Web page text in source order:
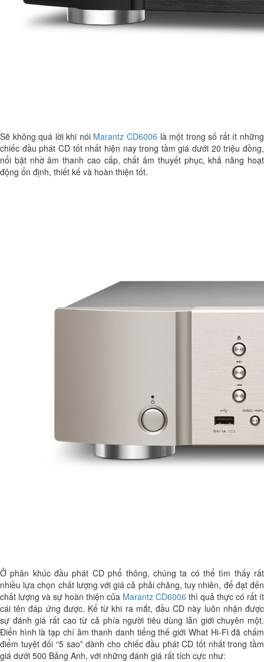
Sẽ không quá lời khi nói Marantz CD6006 là một trong số rất ít những
chiếc đầu phát CD tốt nhất hiện nay trong tầm giá dưới 20 triệu đồng,
nổi bật nhờ âm thanh cao cấp, chất âm thuyết phục, khả năng hoạt
động ổn định, thiết kế và hoàn thiện tốt.
Ở phân khúc đầu phát CD phổ thông, chúng ta có thể tìm thấy rất
nhiều lựa chọn chất lượng với giá cả phải chăng, tuy nhiên, để đạt đến
chất lượng và sự hoàn thiện của Marantz CD6006 thì quả thực có rất ít
cái tên đáp ứng được. Kể từ khi ra mắt, đầu CD này luôn nhận được
sự đánh giá rất cao từ cả phía người tiêu dùng lẫn giới chuyên một.
Điển hình là tạp chí âm thanh danh tiếng thế giới What Hi-Fi đã chấm
điểm tuyệt đối “5 sao” dành cho chiếc đầu phát CD tốt nhất trong tầm
giá dưới 500 Bảng Anh, với những đánh giá rất tích cực như: